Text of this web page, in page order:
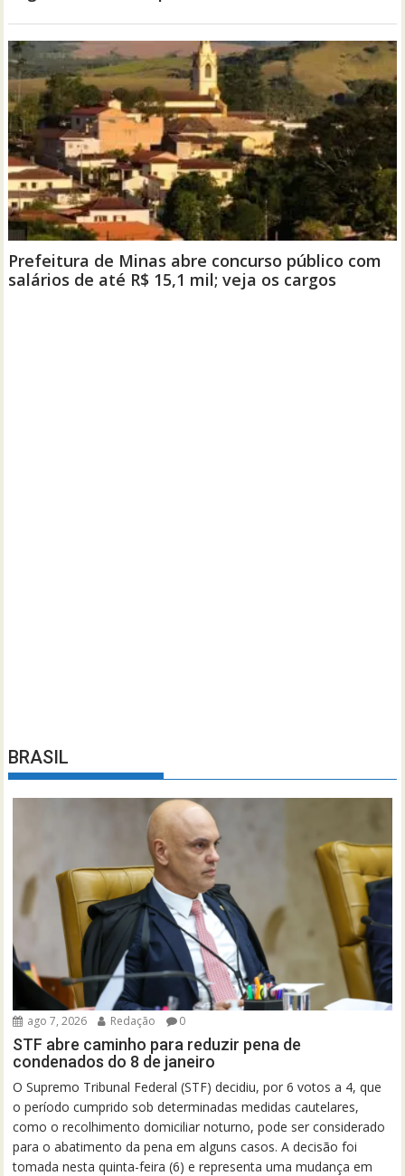
BRASIL
ago 7, 2026 Redação 0
STF abre caminho para reduzir pena de
condenados do 8 de janeiro
O Supremo Tribunal Federal (STF) decidiu, por 6 votos a 4, que
o período cumprido sob determinadas medidas cautelares,
como o recolhimento domiciliar noturno, pode ser considerado
para o abatimento da pena em alguns casos. A decisão foi
tomada nesta quinta-feira (6) e representa uma mudança em